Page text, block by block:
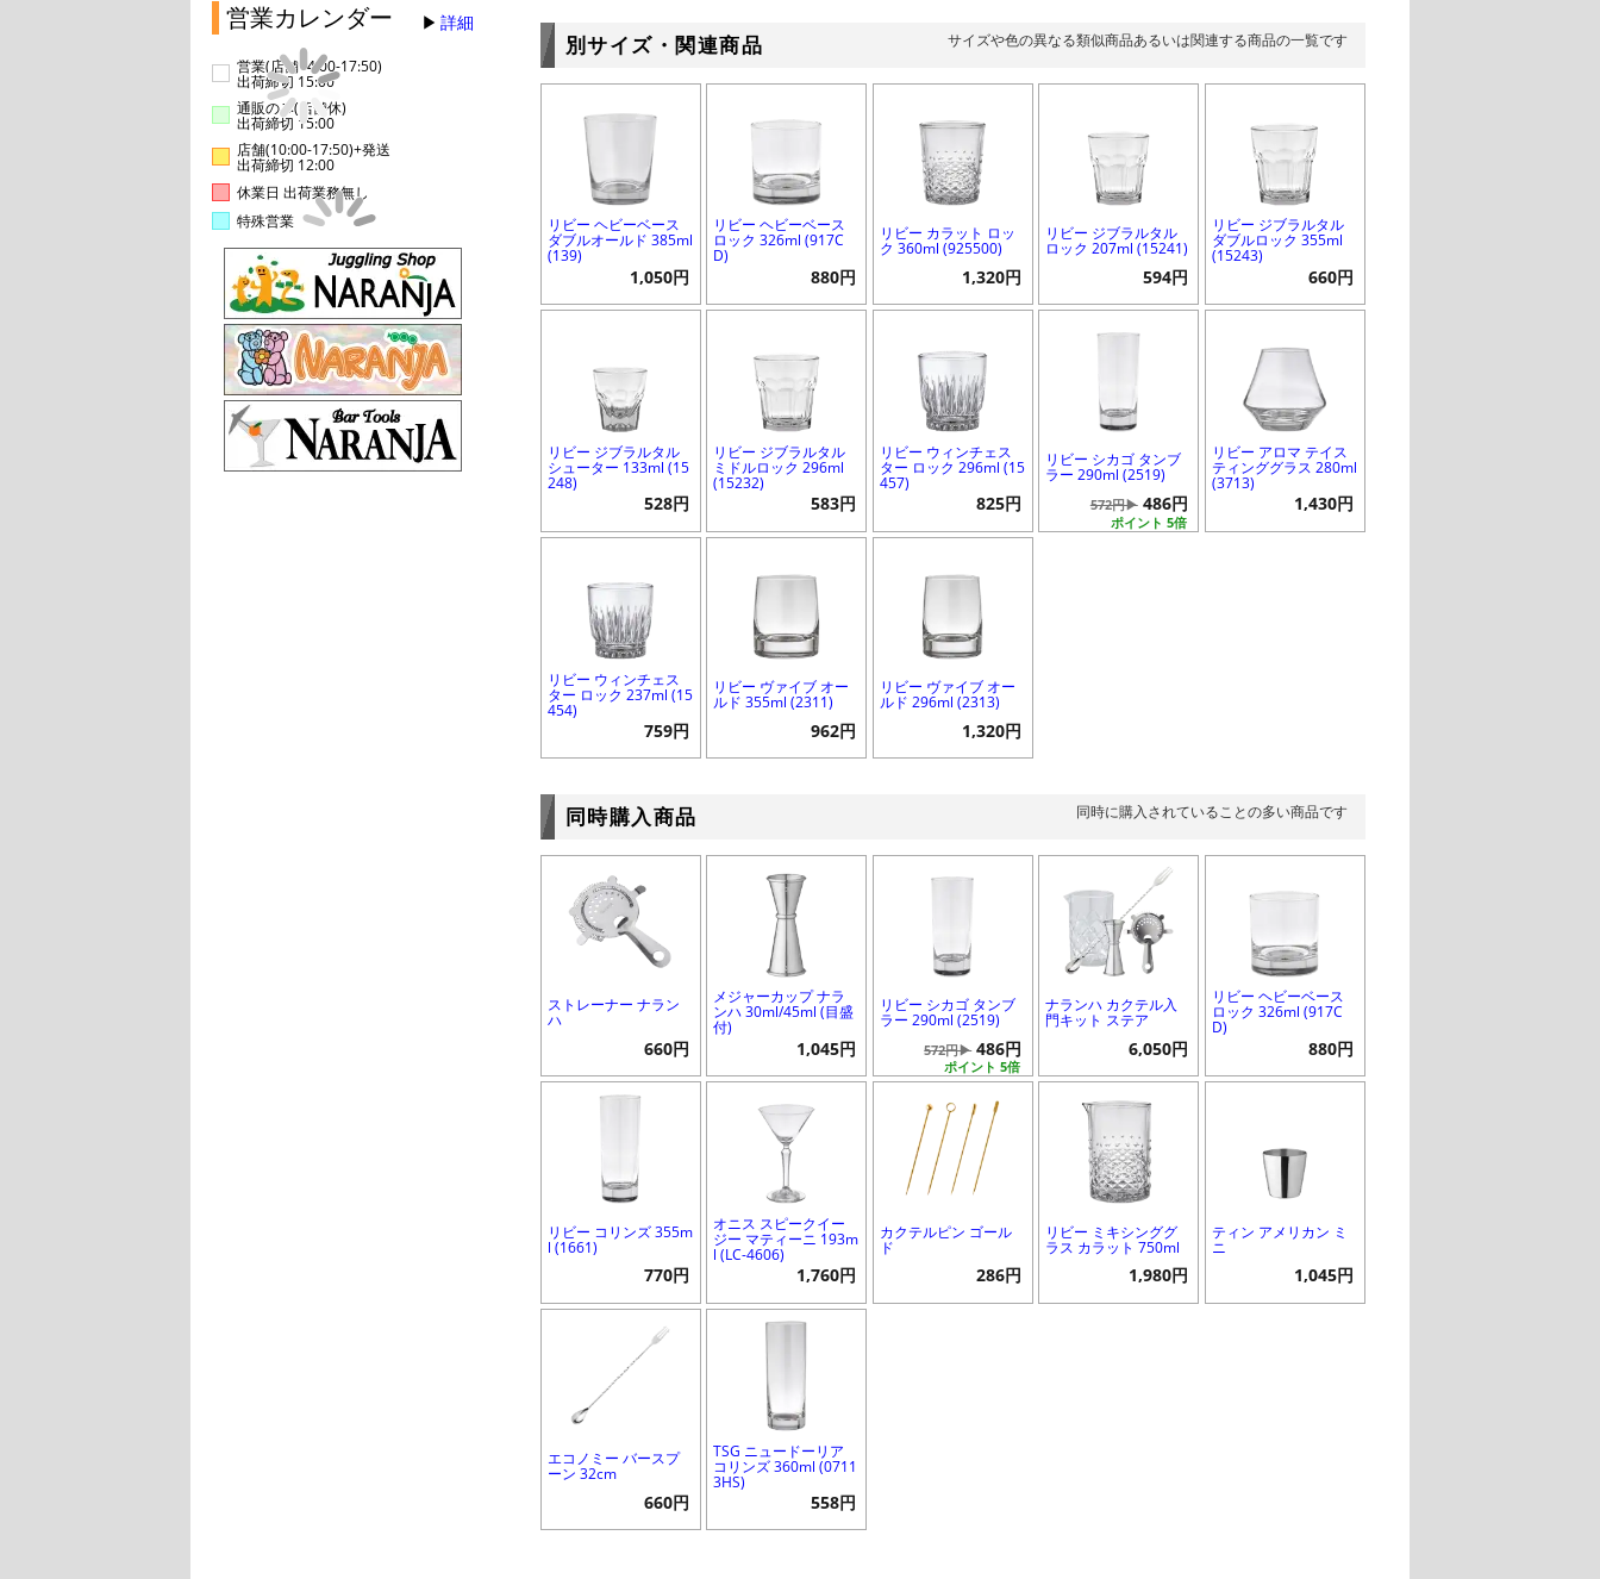
営業カレンダー 詳細
営業(店舗14:00-17:50)
出荷締切 15:00
通販のみ(店舗休)
出荷締切 15:00
店舗(10:00-17:50)+発送
出荷締切 12:00
休業日 出荷業務無し
特殊営業
別サイズ・関連商品 サイズや色の異なる類似商品あるいは関連する商品の一覧です
リビー ヘビーベース
ダブルオールド 385ml
(139)
1,050円
リビー ヘビーベース
ロック 326ml (917C
D)
880円
リビー カラット ロッ
ク 360ml (925500)
1,320円
リビー ジブラルタル
ロック 207ml (15241)
594円
リビー ジブラルタル
ダブルロック 355ml
(15243)
660円
リビー ジブラルタル
シューター 133ml (15
248)
528円
リビー ジブラルタル
ミドルロック 296ml
(15232)
583円
リビー ウィンチェス
ター ロック 296ml (15
457)
825円
リビー シカゴ タンブ
ラー 290ml (2519)
ポイント 5倍
572円▶ 486円
リビー アロマ テイス
ティンググラス 280ml
(3713)
1,430円
リビー ウィンチェス
ター ロック 237ml (15
454)
759円
リビー ヴァイブ オー
ルド 355ml (2311)
962円
リビー ヴァイブ オー
ルド 296ml (2313)
1,320円
同時購入商品 同時に購入されていることの多い商品です
ストレーナー ナラン
ハ
660円
メジャーカップ ナラ
ンハ 30ml/45ml (目盛
付)
1,045円
リビー シカゴ タンブ
ラー 290ml (2519)
ポイント 5倍
572円▶ 486円
ナランハ カクテル入
門キット ステア
6,050円
リビー ヘビーベース
ロック 326ml (917C
D)
880円
リビー コリンズ 355m
l (1661)
770円
オニス スピークイー
ジー マティーニ 193m
l (LC-4606)
1,760円
カクテルピン ゴール
ド
286円
リビー ミキシンググ
ラス カラット 750ml
1,980円
ティン アメリカン ミ
ニ
1,045円
エコノミー バースプ
ーン 32cm
660円
TSG ニュードーリア
コリンズ 360ml (0711
3HS)
558円